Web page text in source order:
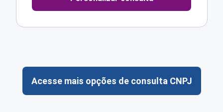
Acesse mais opções de consulta CNPJ